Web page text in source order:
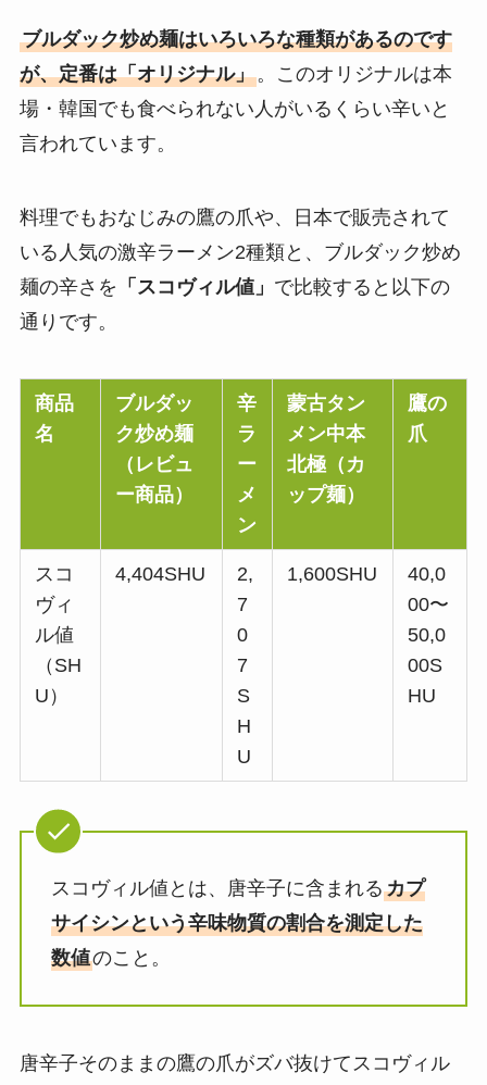
ブルダック炒め麺はいろいろな種類があるのです
が、定番は「オリジナル」。このオリジナルは本
場・韓国でも食べられない人がいるくらい辛いと
言われています。
料理でもおなじみの鷹の爪や、日本で販売されて
いる人気の激辛ラーメン2種類と、ブルダック炒め
麺の辛さを 「スコヴィル値」 で比較すると以下の
通りです。
商品
名
ブルダッ
ク炒め麺
（レビュ
ー商品）
辛
ラ
ー
メ
ン
蒙古タン
メン中本
北極（カ
ップ麺）
鷹の
爪
スコ
ヴィ
ル値
（SH
U）
4,404SHU
2,
7
0
7
S
H
U
1,600SHU
40,0
00〜
50,0
00S
HU
スコヴィル値とは、唐辛子に含まれるカプ
サイシンという辛味物質の割合を測定した
数値のこと。
唐辛子そのままの鷹の爪がズバ抜けてスコヴィル